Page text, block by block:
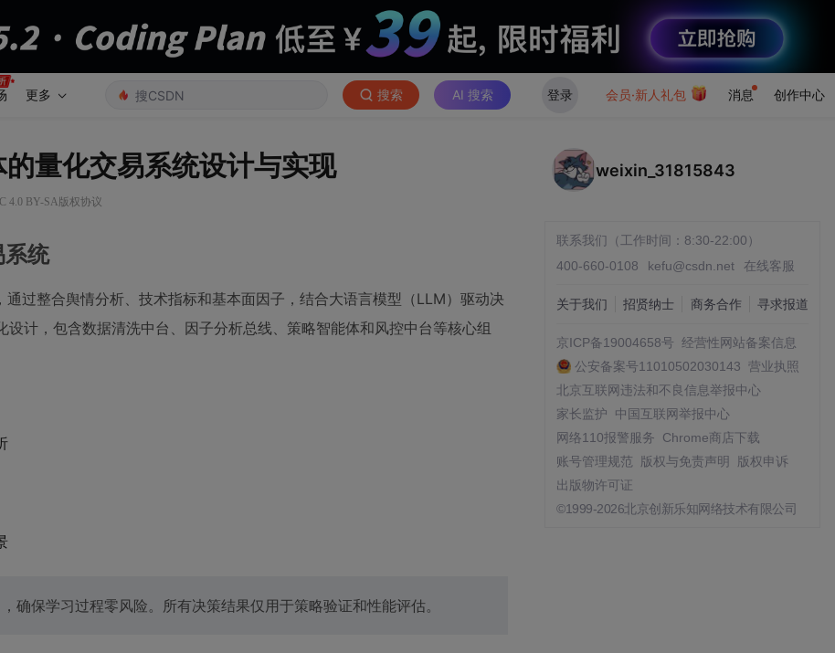
更多 搜索 AI 搜索 登录 会员·新人礼包 消息 创作中心
量化交易系统设计与实现
4.0 BY-SA版权协议
统
过整合舆情分析、技术指标和基本面因子，结合大语言模型（LLM）驱动决
计，包含数据清洗中台、因子分析总线、策略智能体和风控中台等核心组
确保学习过程零风险。所有决策结果仅用于策略验证和性能评估。
weixin_31815843
联系我们（工作时间：8:30-22:00）
400-660-0108
kefu@csdn.net 在线客服
关于我们 招贤纳士 商务合作 寻求报道
京ICP备19004658号 经营性网站备案信息
公安备案号11010502030143 营业执照
北京互联网违法和不良信息举报中心
家长监护
中国互联网举报中心
网络110报警服务
Chrome商店下载
账号管理规范
版权与免责声明
版权申诉
出版物许可证
©1999-2026北京创新乐知网络技术有限公司